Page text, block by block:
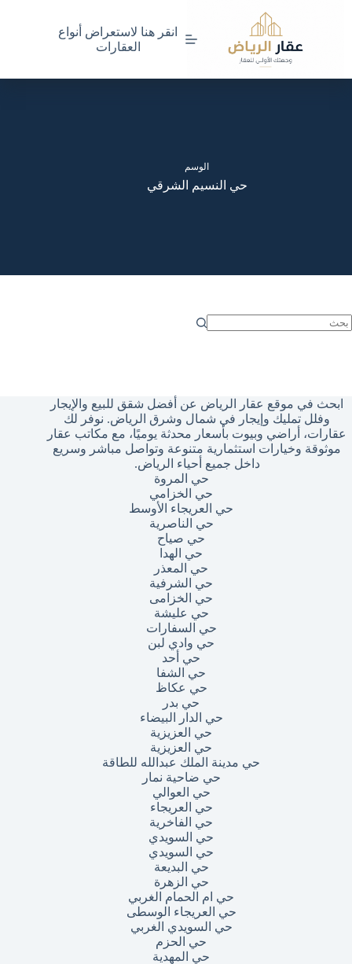
انقر هنا لاستعراض أنواع
العقارات
الوسم
حي النسيم الشرقي
ابحث في موقع عقار الرياض عن أفضل شقق للبيع والإيجار
وفلل تمليك وإيجار في شمال وشرق الرياض. نوفر لك
عقارات، أراضي وبيوت بأسعار محدثة يوميًا، مع مكاتب عقار
موثوقة وخيارات استثمارية متنوعة وتواصل مباشر وسريع
داخل جميع أحياء الرياض.
حي المروة
حي الخزامي
حي العريجاء الأوسط
حي الناصرية
حي صياح
حي الهدا
حي المعذر
حي الشرفية
حي الخزامى
حي عليشة
حي السفارات
حي وادي لبن
حي أحد
حي الشفا
حي عكاظ
حي بدر
حي الدار البيضاء
حي العزيزية
حي العزيزية
حي مدينة الملك عبدالله للطاقة
حي ضاحية نمار
حي العوالي
حي العريجاء
حي الفاخرية
حي السويدي
حي السويدي
حي البديعة
حي الزهرة
حي ام الحمام الغربي
حي العريجاء الوسطى
حي السويدي الغربي
حي الحزم
حي المهدية